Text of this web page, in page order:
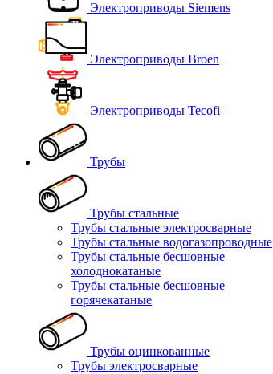
Электроприводы Siemens
Электроприводы Broen
Электроприводы Tecofi
Трубы
Трубы стальные
Трубы стальные электросварные
Трубы стальные водогазопроводные
Трубы стальные бесшовные
холоднокатаные
Трубы стальные бесшовные
горячекатаные
Трубы оцинкованные
Трубы электросварные